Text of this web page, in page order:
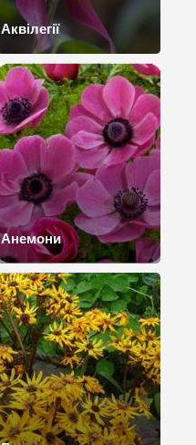
Аквілегії
Анемони